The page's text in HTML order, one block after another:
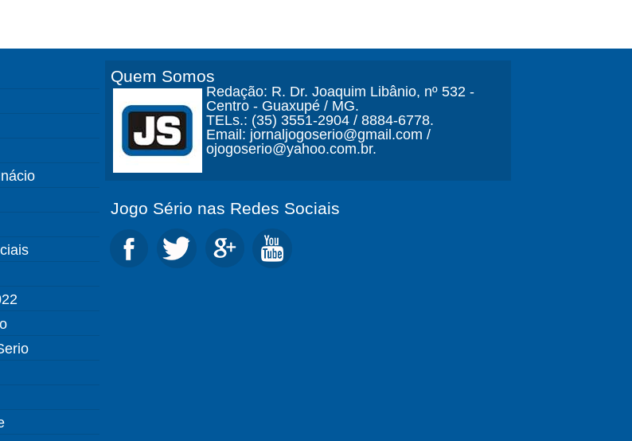
Quem Somos
Redação: R. Dr. Joaquim Libânio, nº 532 -
Centro - Guaxupé / MG.
TELs.: (35) 3551-2904 / 8884-6778.
Email: jornaljogoserio@gmail.com /
ojogoserio@yahoo.com.br.
Jogo Sério nas Redes Sociais